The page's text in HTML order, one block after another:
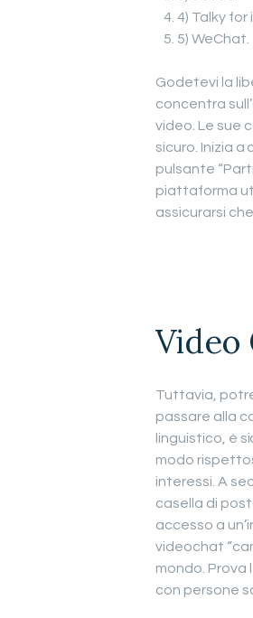
4) Talky for
5) WeChat.
Godetevi la
concentra
video. Le sue
sicuro. Inizia
pulsante
piattaforma
assicurarsi
Video
Tuttavia,
passare alla
linguistico, è
modo
interessi. A
casella di
accesso a
videochat
mondo. Prova
con persone